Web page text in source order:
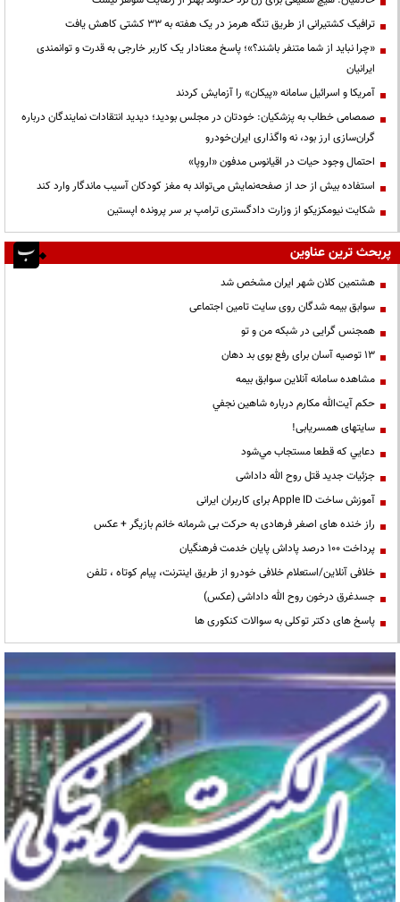
ترافیک کشتیرانی از طریق تنگه هرمز در یک هفته به ۳۳ کشتی کاهش یافت
«چرا نباید از شما متنفر باشند؟»؛ پاسخ معنادار یک کاربر خارجی به قدرت و توانمندی
ایرانیان
آمریکا و اسرائیل سامانه «پیکان» را آزمایش کردند
صمصامی خطاب به پزشکیان: خودتان در مجلس بودید؛ دیدید انتقادات نمایندگان درباره
گران‌سازی ارز بود، نه واگذاری ایران‌خودرو
احتمال وجود حیات در اقیانوس مدفون «اروپا»
استفاده بیش از حد از صفحه‌نمایش می‌تواند به مغز کودکان آسیب ماندگار وارد کند
شکایت نیومکزیکو از وزارت دادگستری ترامپ بر سر پرونده اپستین
پربحث ترین عناوین
هشتمین کلان شهر ایران مشخص شد
سوابق بیمه شدگان روی سایت تامین اجتماعی
همجنس گرایی در شبکه من و تو
13 توصیه آسان برای رفع بوی بد دهان
مشاهده سامانه آنلاين سوابق بیمه
حكم آيت‌الله مكارم درباره شاهين نجفي
سایتهای همسریابی!
دعايي كه قطعا مستجاب مي‌شود
جزئیات جدید قتل روح الله داداشی
آموزش ساخت Apple ID برای کاربران ایرانی
راز خنده های اصغر فرهادی به حرکت بی شرمانه خانم بازیگر + عکس
پرداخت ۱۰۰ درصد پاداش پایان خدمت فرهنگیان
خلافی آنلاین/استعلام خلافی خودرو از طریق اینترنت، پیام کوتاه ، تلفن
جسدغرق درخون روح الله داداشی (عکس)
پاسخ های دکتر توکلی به سوالات کنکوری ها